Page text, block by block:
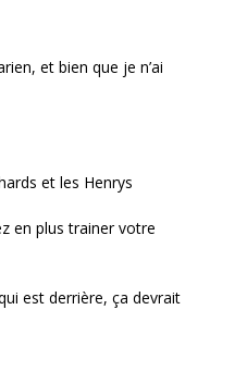
et bien que je n’ai
et les Henrys
en plus trainer votre
est derrière, ça devrait